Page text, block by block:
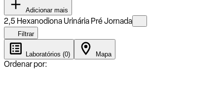
Adicionar mais
2,5 Hexanodiona Urinária Pré Jornada
Filtrar
Laboratórios (0) Mapa
Ordenar por: